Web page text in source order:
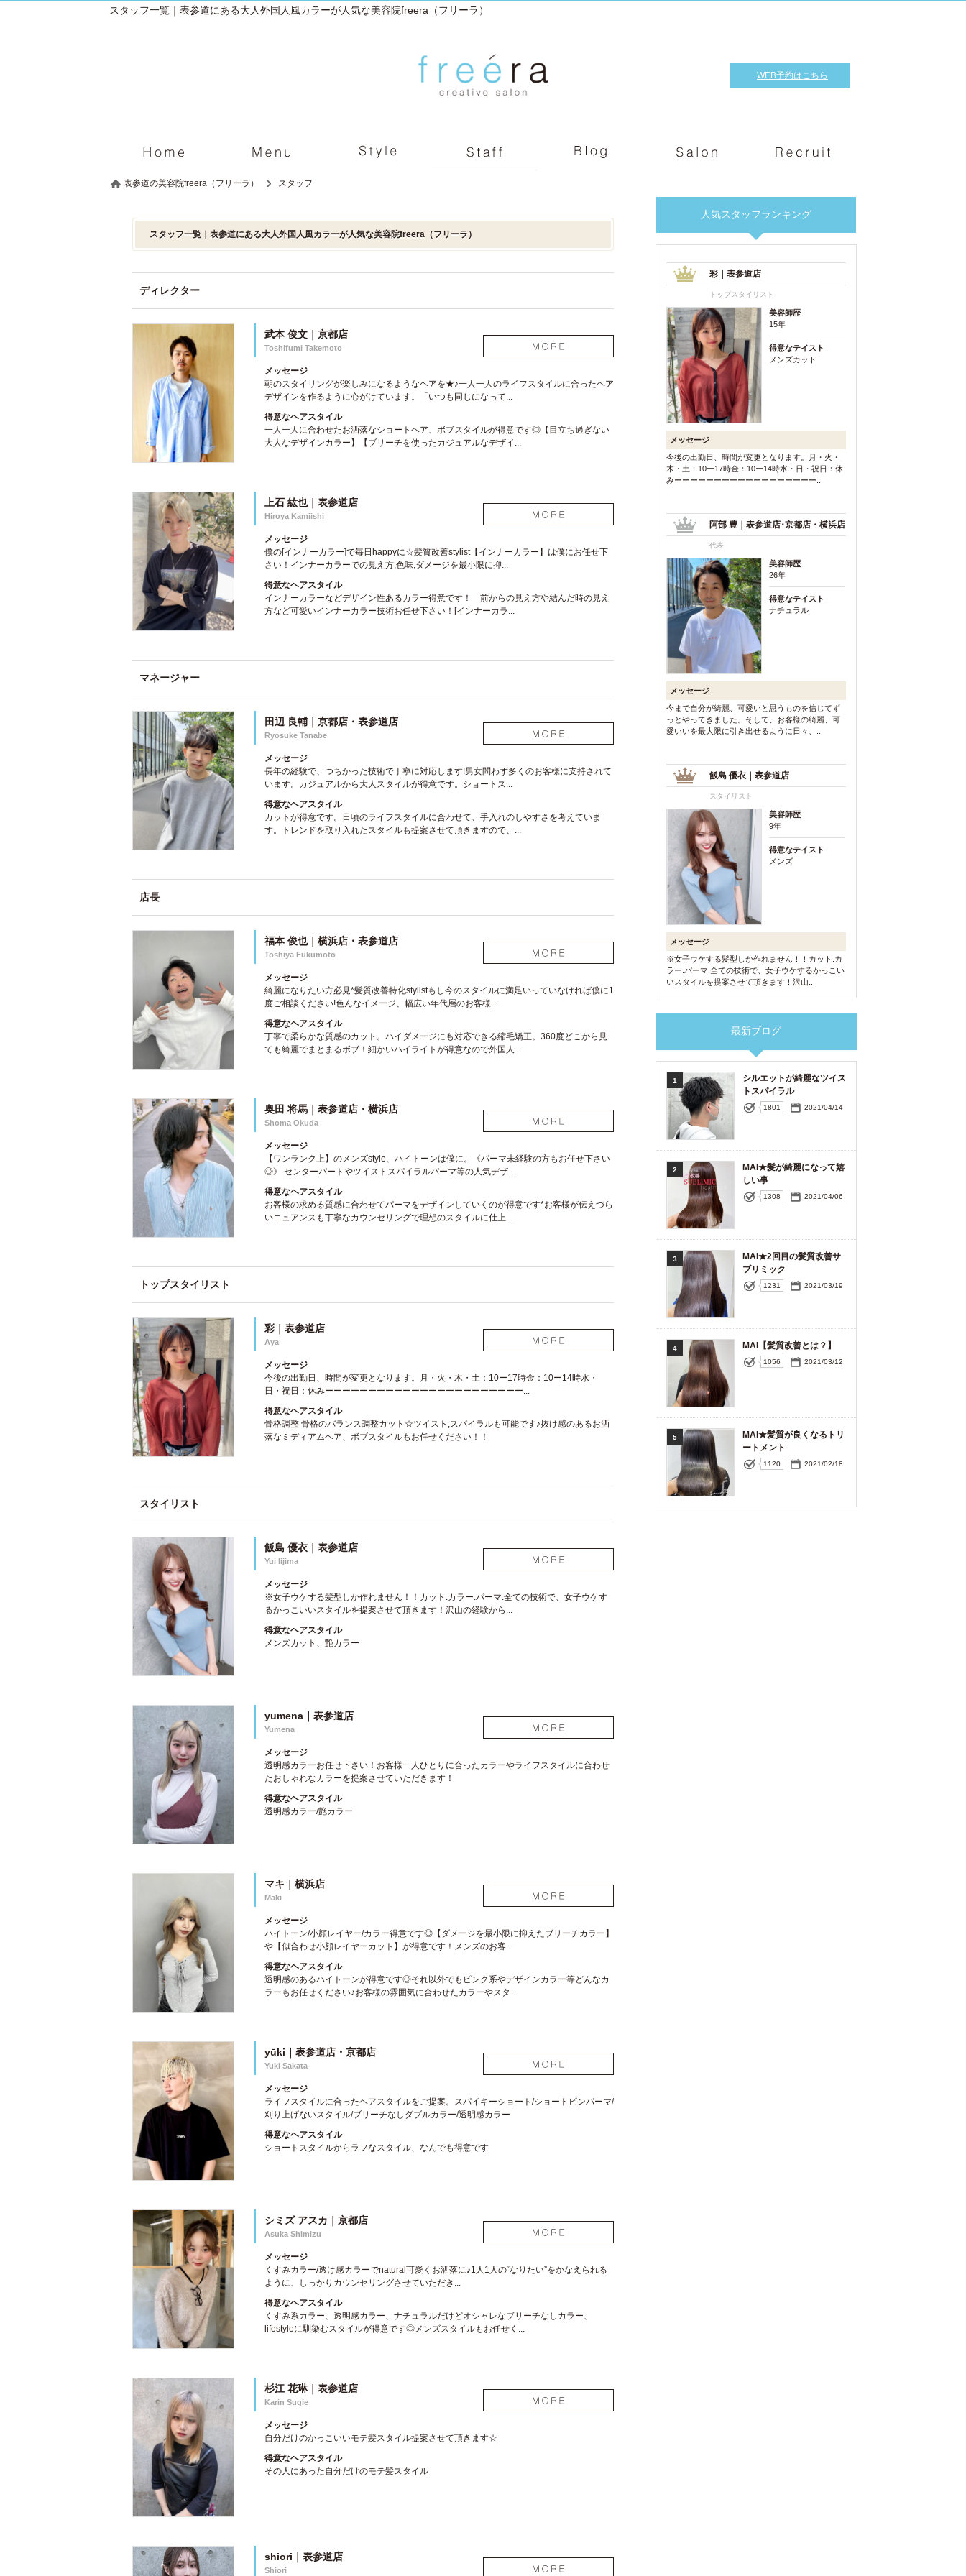
スタッフ一覧｜表参道にある大人外国人風カラーが人気な美容院freera（フリーラ）
WEB予約はこちら
表参道の美容院freera（フリーラ） スタッフ
スタッフ一覧｜表参道にある大人外国人風カラーが人気な美容院freera（フリーラ）
ディレクター
武本 俊文｜京都店
Toshifumi Takemoto
メッセージ
朝のスタイリングが楽しみになるようなヘアを★♪一人一人のライフスタイルに合ったヘア
デザインを作るように心がけています。「いつも同じになって...
得意なヘアスタイル
一人一人に合わせたお洒落なショートヘア、ボブスタイルが得意です◎【目立ち過ぎない
大人なデザインカラー】【ブリーチを使ったカジュアルなデザイ...
上石 紘也｜表参道店
Hiroya Kamiishi
メッセージ
僕の[インナーカラー]で毎日happyに☆髪質改善stylist【インナーカラー】は僕にお任せ下
さい！インナーカラーでの見え方,色味,ダメージを最小限に抑...
得意なヘアスタイル
インナーカラーなどデザイン性あるカラー得意です！ 前からの見え方や結んだ時の見え
方など可愛いインナーカラー技術お任せ下さい！[インナーカラ...
マネージャー
田辺 良輔｜京都店・表参道店
Ryosuke Tanabe
メッセージ
長年の経験で、つちかった技術で丁寧に対応します!男女問わず多くのお客様に支持されて
います。カジュアルから大人スタイルが得意です。ショートス...
得意なヘアスタイル
カットが得意です。日頃のライフスタイルに合わせて、手入れのしやすさを考えていま
す。トレンドを取り入れたスタイルも提案させて頂きますので、...
店長
福本 俊也｜横浜店・表参道店
Toshiya Fukumoto
メッセージ
綺麗になりたい方必見*髪質改善特化stylistもし今のスタイルに満足いっていなければ僕に1
度ご相談ください!色んなイメージ、幅広い年代層のお客様...
得意なヘアスタイル
丁寧で柔らかな質感のカット。ハイダメージにも対応できる縮毛矯正。360度どこから見
ても綺麗でまとまるボブ！細かいハイライトが得意なので外国人...
奥田 将馬｜表参道店・横浜店
Shoma Okuda
メッセージ
【ワンランク上】のメンズstyle、ハイトーンは僕に。《パーマ未経験の方もお任せ下さい
◎》 センターパートやツイストスパイラルパーマ等の人気デザ...
得意なヘアスタイル
お客様の求める質感に合わせてパーマをデザインしていくのが得意です*お客様が伝えづら
いニュアンスも丁寧なカウンセリングで理想のスタイルに仕上...
トップスタイリスト
彩｜表参道店
Aya
メッセージ
今後の出勤日、時間が変更となります。月・火・木・土：10ー17時金：10ー14時水・
日・祝日：休みーーーーーーーーーーーーーーーーーーーーーーー...
得意なヘアスタイル
骨格調整 骨格のバランス調整カット☆ツイスト,スパイラルも可能です♪抜け感のあるお洒
落なミディアムヘア、ボブスタイルもお任せください！！
スタイリスト
飯島 優衣｜表参道店
Yui Iijima
メッセージ
※女子ウケする髪型しか作れません！！カット.カラー.パーマ.全ての技術で、女子ウケす
るかっこいいスタイルを提案させて頂きます！沢山の経験から...
得意なヘアスタイル
メンズカット、艶カラー
yumena｜表参道店
Yumena
メッセージ
透明感カラーお任せ下さい！お客様一人ひとりに合ったカラーやライフスタイルに合わせ
たおしゃれなカラーを提案させていただきます！
得意なヘアスタイル
透明感カラー/艶カラー
マキ｜横浜店
Maki
メッセージ
ハイトーン/小顔レイヤー/カラー得意です◎【ダメージを最小限に抑えたブリーチカラー】
や【似合わせ小顔レイヤーカット】が得意です！メンズのお客...
得意なヘアスタイル
透明感のあるハイトーンが得意です◎それ以外でもピンク系やデザインカラー等どんなカ
ラーもお任せください♪お客様の雰囲気に合わせたカラーやスタ...
yūki｜表参道店・京都店
Yuki Sakata
メッセージ
ライフスタイルに合ったヘアスタイルをご提案。スパイキーショート/ショートピンパーマ/
刈り上げないスタイル/ブリーチなしダブルカラー/透明感カラー
得意なヘアスタイル
ショートスタイルからラフなスタイル、なんでも得意です
シミズ アスカ｜京都店
Asuka Shimizu
メッセージ
くすみカラー/透け感カラーでnatural可愛くお洒落に♪1人1人の“なりたい”をかなえられる
ように、しっかりカウンセリングさせていただき...
得意なヘアスタイル
くすみ系カラー、透明感カラー、ナチュラルだけどオシャレなブリーチなしカラー、
lifestyleに馴染むスタイルが得意です◎メンズスタイルもお任せく...
杉江 花琳｜表参道店
Karin Sugie
メッセージ
自分だけのかっこいいモテ髪スタイル提案させて頂きます☆
得意なヘアスタイル
その人にあった自分だけのモテ髪スタイル
shiori｜表参道店
Shiori
人気スタッフランキング
彩｜表参道店
トップスタイリスト
美容師歴
15年
得意なテイスト
メンズカット
メッセージ
今後の出勤日、時間が変更となります。月・火・
木・土：10ー17時金：10ー14時水・日・祝日：休
みーーーーーーーーーーーーーーーーーー...
阿部 豊｜表参道店･京都店・横浜店
代表
美容師歴
26年
得意なテイスト
ナチュラル
メッセージ
今まで自分が綺麗、可愛いと思うものを信じてず
っとやってきました。そして、お客様の綺麗、可
愛いいを最大限に引き出せるように日々、...
飯島 優衣｜表参道店
スタイリスト
美容師歴
9年
得意なテイスト
メンズ
メッセージ
※女子ウケする髪型しか作れません！！カット.カ
ラー.パーマ.全ての技術で、女子ウケするかっこい
いスタイルを提案させて頂きます！沢山...
最新ブログ
1
シルエットが綺麗なツイス
トスパイラル
1801 2021/04/14
2
MAI★髪が綺麗になって嬉
しい事
1308 2021/04/06
3
MAI★2回目の髪質改善サ
ブリミック
1231 2021/03/19
4 MAI【髪質改善とは？】
1056 2021/03/12
5
MAI★髪質が良くなるトリ
ートメント
1120 2021/02/18